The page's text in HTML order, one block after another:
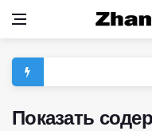
Показать